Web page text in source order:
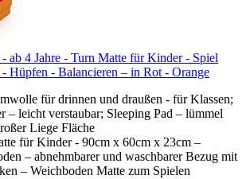
ab 4 Jahre - Turn Matte für Kinder - Spiel
Hüpfen - Balancieren – in Rot - Orange
für drinnen und draußen - für Klassen;
– leicht verstaubar; Sleeping Pad – lümmel
Liege Fläche
für Kinder - 90cm x 60cm x 23cm –
– abnehmbarer und waschbarer Bezug mit
– Weichboden Matte zum Spielen